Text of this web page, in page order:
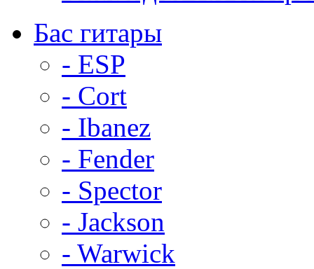
Бас гитары
- ESP
- Cort
- Ibanez
- Fender
- Spector
- Jackson
- Warwick